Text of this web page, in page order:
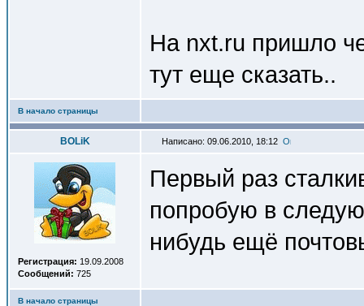
Hа nxt.ru пришло
тут еще сказать..
В начало страницы
BOLiK Написано: 09.06.2010, 18:12
Регистрация: 19.09.2008
Сообщений: 725
Первый раз
попробую в
нибудь ещё
В начало страницы